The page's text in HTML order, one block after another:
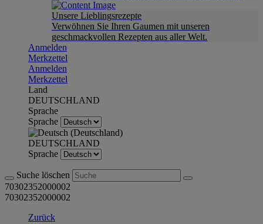
Unsere Lieblingsrezepte
Verwöhnen Sie Ihren Gaumen mit unseren
geschmackvollen Rezepten aus aller Welt.
Anmelden
Merkzettel
Anmelden
Merkzettel
Land
DEUTSCHLAND
Sprache
Sprache
DEUTSCHLAND
Sprache
Suche löschen
70302352000002
70302352000002
Zurück